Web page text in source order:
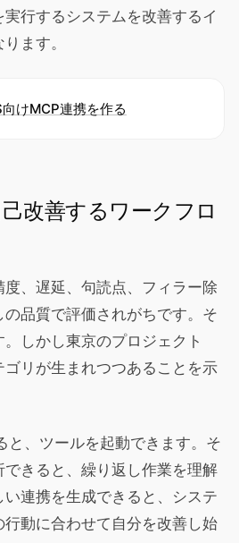
行するシステムを改善するイ
ます。
けMCP連携を作る
改善するワークフロ
、遅延、句読点、フィラー除
品質で評価されがちです。そ
しかし東京のプロジェクト
リが生まれつつあることを示
と、ツールを起動できます。そ
きると、繰り返し作業を理解
連携を生成できると、システ
動に合わせて自分を改善し始